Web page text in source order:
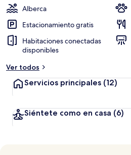
Alberca
Estacionamiento gratis
Habitaciones conectadas
disponibles
Ver todos
Servicios principales (12)
Siéntete como en casa (6)